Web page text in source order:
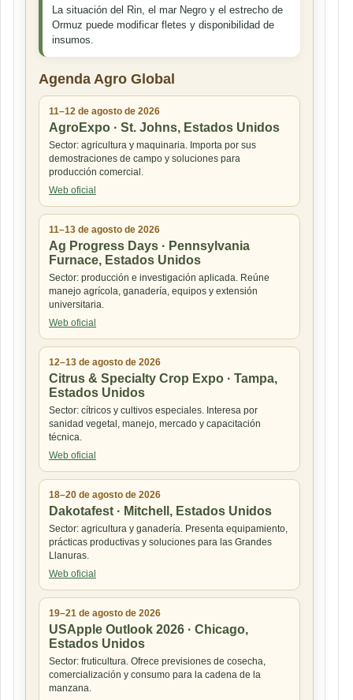
La situación del Rin, el mar Negro y el estrecho de
Ormuz puede modificar fletes y disponibilidad de
insumos.
Agenda Agro Global
11–12 de agosto de 2026
AgroExpo · St. Johns, Estados Unidos
Sector: agricultura y maquinaria. Importa por sus
demostraciones de campo y soluciones para
producción comercial.
Web oficial
11–13 de agosto de 2026
Ag Progress Days · Pennsylvania
Furnace, Estados Unidos
Sector: producción e investigación aplicada. Reúne
manejo agrícola, ganadería, equipos y extensión
universitaria.
Web oficial
12–13 de agosto de 2026
Citrus & Specialty Crop Expo · Tampa,
Estados Unidos
Sector: cítricos y cultivos especiales. Interesa por
sanidad vegetal, manejo, mercado y capacitación
técnica.
Web oficial
18–20 de agosto de 2026
Dakotafest · Mitchell, Estados Unidos
Sector: agricultura y ganadería. Presenta equipamiento,
prácticas productivas y soluciones para las Grandes
Llanuras.
Web oficial
19–21 de agosto de 2026
USApple Outlook 2026 · Chicago,
Estados Unidos
Sector: fruticultura. Ofrece previsiones de cosecha,
comercialización y consumo para la cadena de la
manzana.